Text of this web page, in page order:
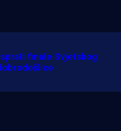
finale Svjetskog